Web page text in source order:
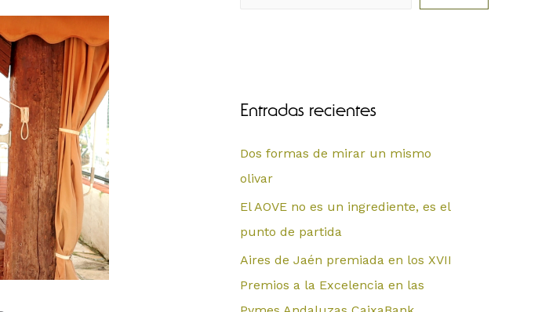
Entradas recientes
Dos formas de mirar un mismo
olivar
El AOVE no es un ingrediente, es el
punto de partida
Aires de Jaén premiada en los XVII
Premios a la Excelencia en las